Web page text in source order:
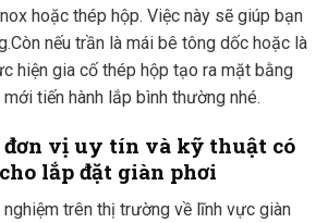
hoặc thép hộp. Việc này sẽ giúp bạn
nếu trần là mái bê tông dốc hoặc là
hiện gia cố thép hộp tạo ra mặt bằng
tiến hành lắp bình thường nhé.
đơn vị uy tín và kỹ thuật có
lắp đặt giàn phơi
nghiệm trên thị trường về lĩnh vực giàn